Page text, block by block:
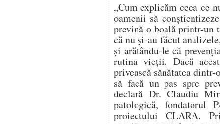
„Cum explicăm ceea ce
oamenii să
prevină o boală printr-un
că nu și-au făcut
și arătându-le că
rutina vieții. Dacă
privească sănătatea
să facă un pas spre
declară Dr. Claudiu
patologică, fondatorul
proiectului CLARA.